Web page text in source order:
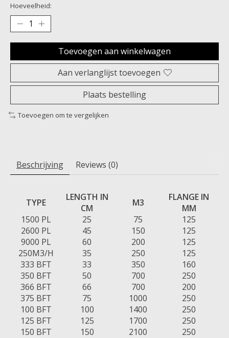
Hoeveelheid:
Toevoegen aan winkelwagen
Aan verlanglijst toevoegen
Plaats bestelling
Toevoegen om te vergelijken
Beschrijving Reviews (0)
TYPE
LENGTH IN
CM
M3
FLANGE IN
MM
1500 PL
25 75
125
2600 PL
45 150
125
9000 PL
60 200
125
250M3/H
35 250
125
333 BFT
33 350
160
350 BFT
50 700
250
366 BFT
66 700
200
375 BFT
75 1000
250
100 BFT
100 1400
250
125 BFT
125 1700
250
150 BFT
150 2100 250